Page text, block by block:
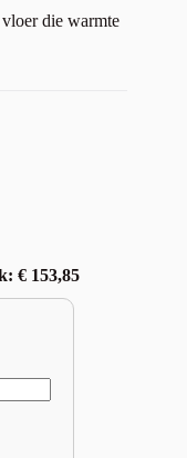
die warmte
€ 153,85